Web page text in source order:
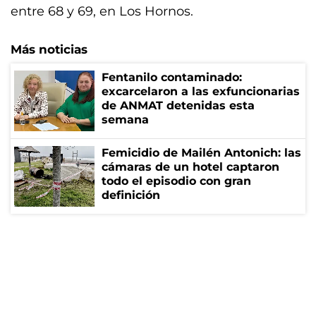
entre 68 y 69, en Los Hornos.
Más noticias
Fentanilo contaminado:
excarcelaron a las exfuncionarias
de ANMAT detenidas esta
semana
Femicidio de Mailén Antonich: las
cámaras de un hotel captaron
todo el episodio con gran
definición